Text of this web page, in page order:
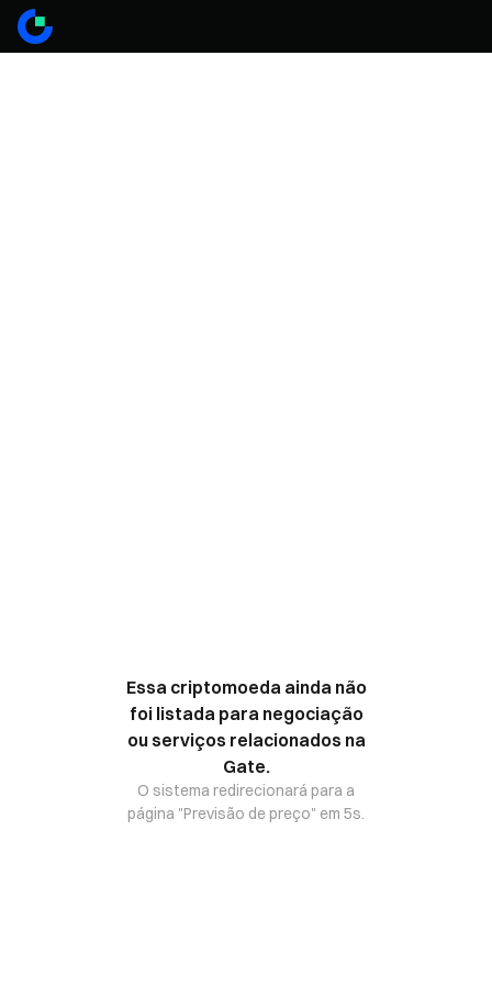
Essa criptomoeda ainda não
foi listada para negociação
ou serviços relacionados na
Gate.
O sistema redirecionará para a
página "Previsão de preço" em 5s.